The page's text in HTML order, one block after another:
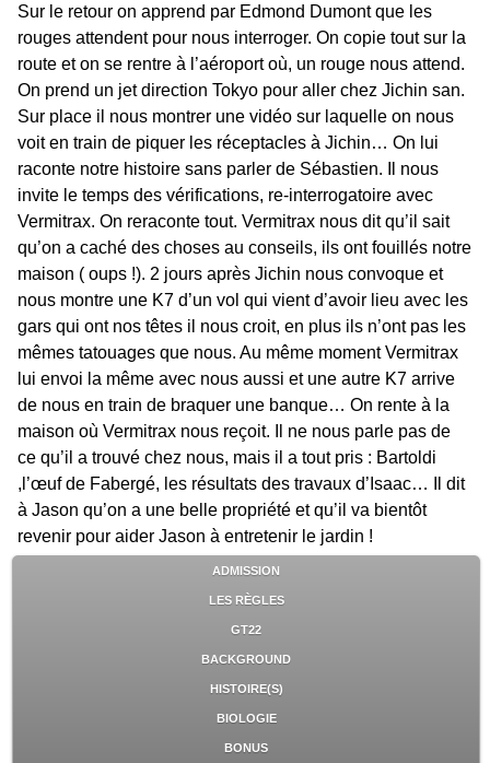
Sur le retour on apprend par Edmond Dumont que les
rouges attendent pour nous interroger. On copie tout sur la
route et on se rentre à l’aéroport où, un rouge nous attend.
On prend un jet direction Tokyo pour aller chez Jichin san.
Sur place il nous montrer une vidéo sur laquelle on nous
voit en train de piquer les réceptacles à Jichin… On lui
raconte notre histoire sans parler de Sébastien. Il nous
invite le temps des vérifications, re-interrogatoire avec
Vermitrax. On reraconte tout. Vermitrax nous dit qu’il sait
qu’on a caché des choses au conseils, ils ont fouillés notre
maison ( oups !). 2 jours après Jichin nous convoque et
nous montre une K7 d’un vol qui vient d’avoir lieu avec les
gars qui ont nos têtes il nous croit, en plus ils n’ont pas les
mêmes tatouages que nous. Au même moment Vermitrax
lui envoi la même avec nous aussi et une autre K7 arrive
de nous en train de braquer une banque… On rente à la
maison où Vermitrax nous reçoit. Il ne nous parle pas de
ce qu’il a trouvé chez nous, mais il a tout pris : Bartoldi
,l’œuf de Fabergé, les résultats des travaux d’Isaac… Il dit
à Jason qu’on a une belle propriété et qu’il va bientôt
revenir pour aider Jason à entretenir le jardin !
ADMISSION
LES RÈGLES
GT22
BACKGROUND
HISTOIRE(S)
BIOLOGIE
BONUS